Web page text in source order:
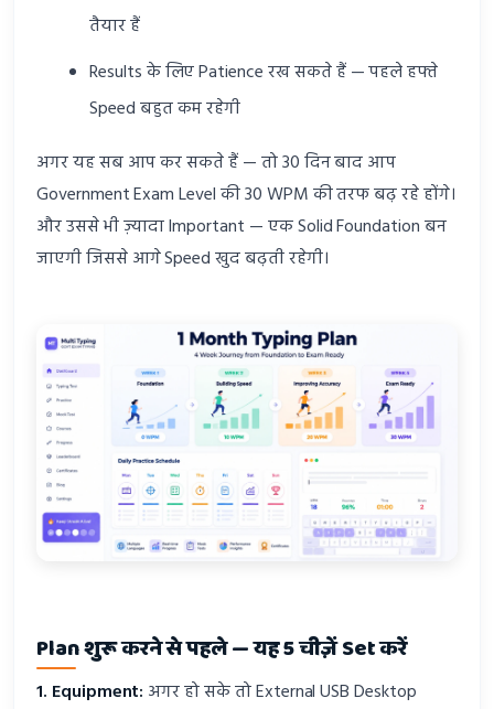
तैयार हैं
Results के लिए Patience रख सकते हैं — पहले हफ्ते
Speed बहुत कम रहेगी
अगर यह सब आप कर सकते हैं — तो 30 दिन बाद आप
Government Exam Level की 30 WPM की तरफ बढ़ रहे होंगे।
और उससे भी ज़्यादा Important — एक Solid Foundation बन
जाएगी जिससे आगे Speed खुद बढ़ती रहेगी।
Plan शुरू करने से पहले — यह 5 चीज़ें Set करें
1. Equipment: अगर हो सके तो External USB Desktop